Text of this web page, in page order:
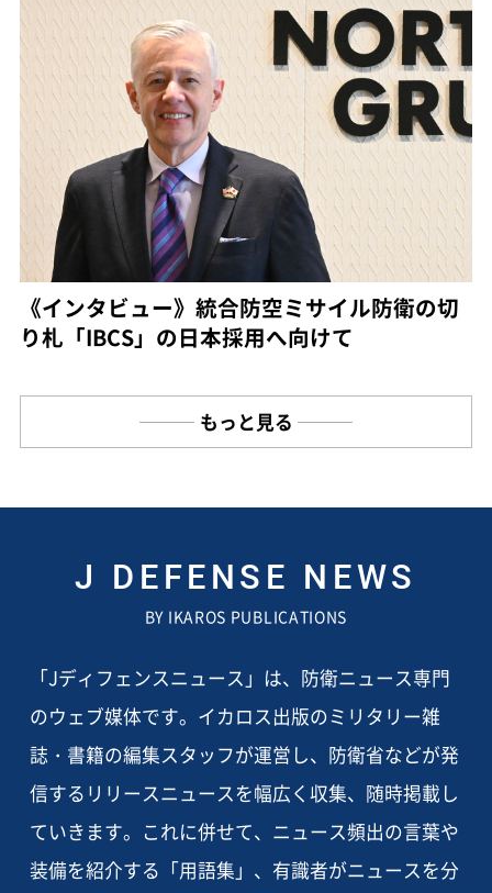
《インタビュー》統合防空ミサイル防衛の切
り札「IBCS」の日本採用へ向けて
もっと見る
J DEFENSE NEWS
BY IKAROS PUBLICATIONS
「Jディフェンスニュース」は、防衛ニュース専門
のウェブ媒体です。イカロス出版のミリタリー雑
誌・書籍の編集スタッフが運営し、防衛省などが発
信するリリースニュースを幅広く収集、随時掲載し
ていきます。これに併せて、ニュース頻出の言葉や
装備を紹介する「用語集」、有識者がニュースを分